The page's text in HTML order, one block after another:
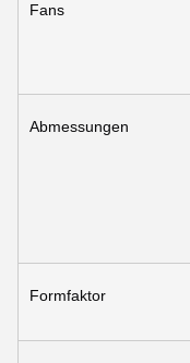
Fans
Abmessungen
Formfaktor